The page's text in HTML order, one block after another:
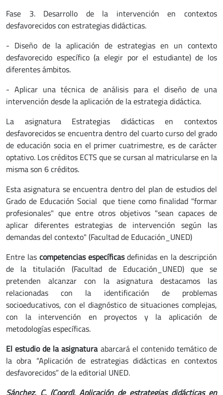
Fase 3. Desarrollo de la intervención en contextos
desfavorecidos con estrategias didácticas.
- Diseño de la aplicación de estrategias en un contexto
desfavorecido específico (a elegir por el estudiante) de los
diferentes ámbitos.
- Aplicar una técnica de análisis para el diseño de una
intervención desde la aplicación de la estrategia didáctica.
La asignatura Estrategias didácticas en contextos
desfavorecidos se encuentra dentro del cuarto curso del grado
de educación socia en el primer cuatrimestre, es de carácter
optativo. Los créditos ECTS que se cursan al matricularse en la
misma son 6 créditos.
Esta asignatura se encuentra dentro del plan de estudios del
Grado de Educación Social que tiene como finalidad "formar
profesionales" que entre otros objetivos "sean capaces de
aplicar diferentes estrategias de intervención según las
demandas del contexto" (Facultad de Educación_UNED)
Entre las competencias específicasdefinidas en la descripción
de la titulación (Facultad de Educación_UNED) que se
pretenden alcanzar con la asignatura destacamos las
relacionadas con la identificación de problemas
socioeducativos, con el diagnóstico de situaciones complejas,
con la intervención en proyectos y la aplicación de
metodologías específicas.
El estudio de la asignaturaabarcará el contenido temático de
la obra “Aplicación de estrategias didácticas en contextos
desfavorecidos” de la editorial UNED.
Sánchez, C. (Coord). Aplicación de estrategias didácticas en